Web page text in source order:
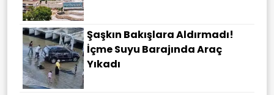
Şaşkın Bakışlara Aldırmadı!
İçme Suyu Barajında Araç
Yıkadı